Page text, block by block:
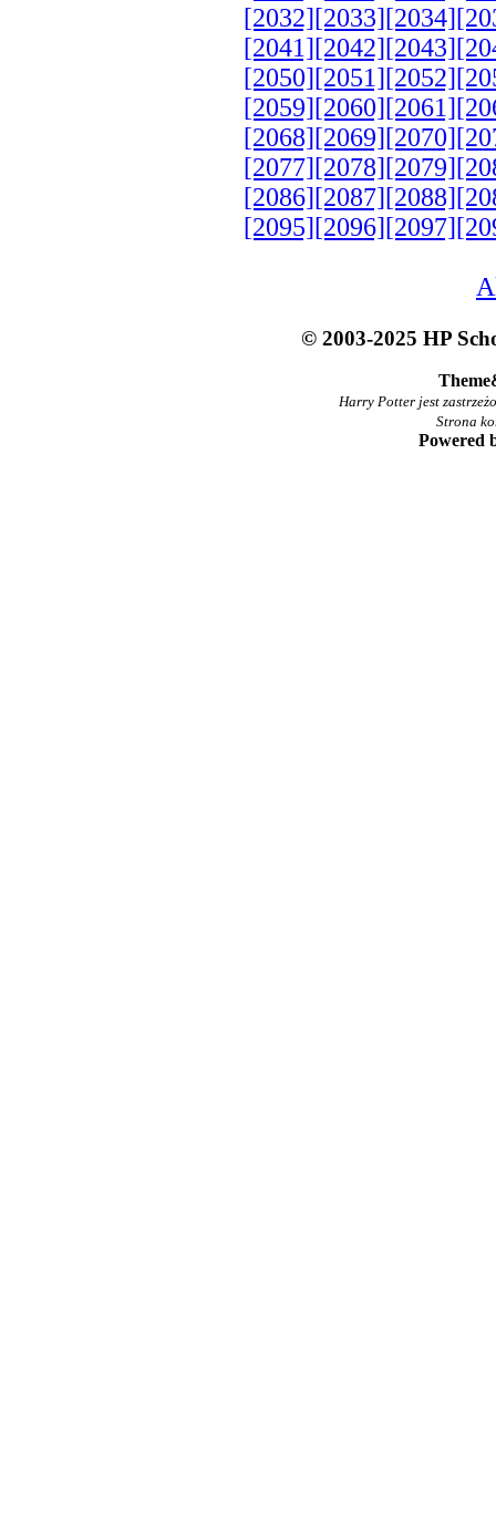
[2032][2033][2034]
[2041][2042][2043]
[2050][2051][2052]
[2059][2060][2061]
[2068][2069][2070]
[2077][2078][2079]
[2086][2087][2088]
[2095][2096][2097]
© 2003-2025 HP
Harry Potter jest
Strona
Powered